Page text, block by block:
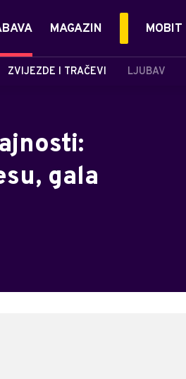
ZVIJEZDE I TRAČEVI LJUBAV
MAGAZIN MOBIT
gala